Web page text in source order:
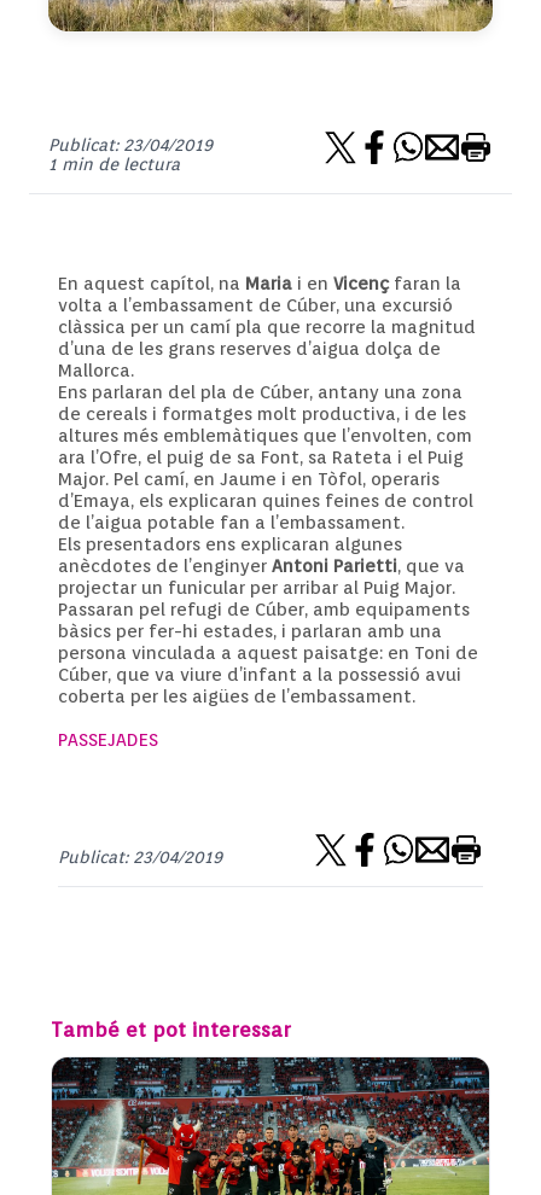
Publicat: 23/04/2019
1 min de lectura
En aquest capítol, na Maria i en Vicençfaran la
volta a l’embassament de Cúber, una excursió
clàssica per un camí pla que recorre la magnitud
d’una de les grans reserves d’aigua dolça de
Mallorca.
Ens parlaran del pla de Cúber, antany una zona
de cereals i formatges molt productiva, i de les
altures més emblemàtiques que l’envolten, com
ara l’Ofre, el puig de sa Font, sa Rateta i el Puig
Major. Pel camí, en Jaume i en Tòfol, operaris
d’Emaya, els explicaran quines feines de control
de l’aigua potable fan a l’embassament.
Els presentadors ens explicaran algunes
anècdotes de l’enginyer Antoni Parietti, que va
projectar un funicular per arribar al Puig Major.
Passaran pel refugi de Cúber, amb equipaments
bàsics per fer-hi estades, i parlaran amb una
persona vinculada a aquest paisatge: en Toni de
Cúber, que va viure d’infant a la possessió avui
coberta per les aigües de l’embassament.
PASSEJADES
Publicat: 23/04/2019
També et pot interessar